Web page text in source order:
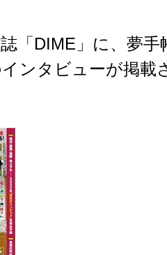
「DIME」に、夢手
ンタビューが掲載